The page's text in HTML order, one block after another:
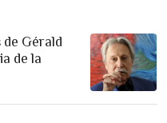
Gérald
de la